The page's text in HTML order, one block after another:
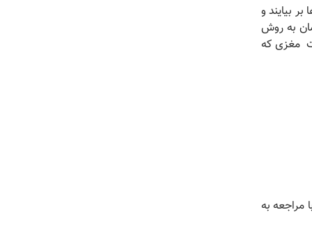
بیایند و
به روش
مغزی که
مراجعه به